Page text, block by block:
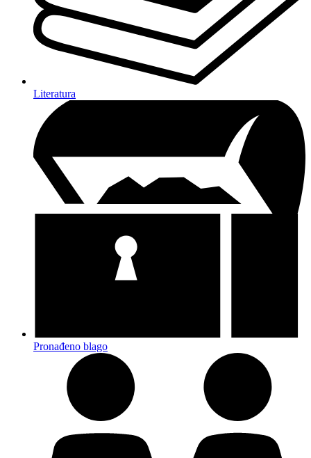
Literatura
Pronađeno blago